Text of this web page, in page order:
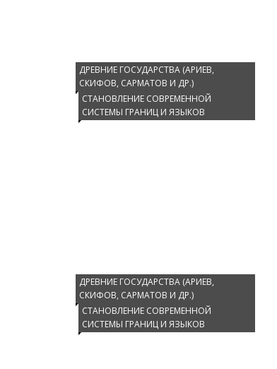
ДРЕВНИЕ ГОСУДАРСТВА (АРИЕВ,
СКИФОВ, САРМАТОВ И ДР.)
СТАНОВЛЕНИЕ СОВРЕМЕННОЙ
СИСТЕМЫ ГРАНИЦ И ЯЗЫКОВ
ДРЕВНИЕ ГОСУДАРСТВА (АРИЕВ,
СКИФОВ, САРМАТОВ И ДР.)
СТАНОВЛЕНИЕ СОВРЕМЕННОЙ
СИСТЕМЫ ГРАНИЦ И ЯЗЫКОВ